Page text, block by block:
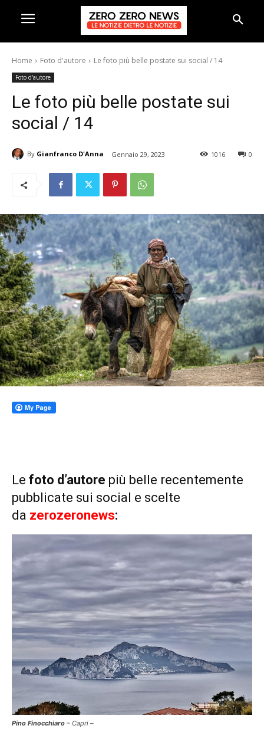
Home Foto d'autore Le foto più belle postate sui social / 14
Foto d'autore
Le foto più belle postate sui
social / 14
By Gianfranco D'Anna Gennaio 29, 2023 0
1016
Le foto d’autore più belle recentemente
pubblicate sui social e scelte
da zerozeronews:
Pino Finocchiaro – Capri –